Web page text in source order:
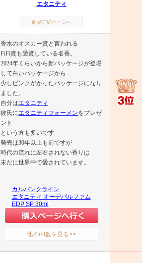
エタニティ
商品詳細ページへ
香水のオスカー賞と言われる
FiFi賞も受賞している名香。
2024年くらいから新パッケージが登場
して白いパッケージから
少しピンクがかったパッケージになり
ました。
自分はエタニティ
彼氏にエタニティフォーメンをプレゼ
ント
という方も多いです
発売は30年以上も前ですが
時代の流れに左右されない香りは
未だに世界中で愛されています。
カルバンクライン
エタニティ オーデパルファム
EDP SP 30ml
他のml数を見る>>